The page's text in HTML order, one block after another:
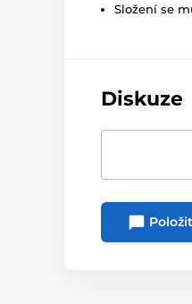
Složení se
Diskuze